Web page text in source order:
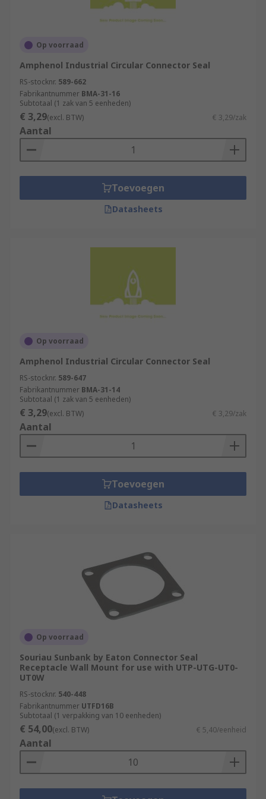
Op voorraad
Amphenol Industrial Circular Connector Seal
RS-stocknr. 589-662
Fabrikantnummer BMA-31-16
Subtotaal (1 zak van 5 eenheden)
€ 3,29(excl. BTW) € 3,29/zak
Aantal
Toevoegen
Datasheets
Op voorraad
Amphenol Industrial Circular Connector Seal
RS-stocknr. 589-647
Fabrikantnummer BMA-31-14
Subtotaal (1 zak van 5 eenheden)
€ 3,29(excl. BTW) € 3,29/zak
Aantal
Toevoegen
Datasheets
Op voorraad
Souriau Sunbank by Eaton Connector Seal
Receptacle Wall Mount for use with UTP-UTG-UT0-
UT0W
RS-stocknr. 540-448
Fabrikantnummer UTFD16B
Subtotaal (1 verpakking van 10 eenheden)
€ 54,00(excl. BTW) € 5,40/eenheid
Aantal